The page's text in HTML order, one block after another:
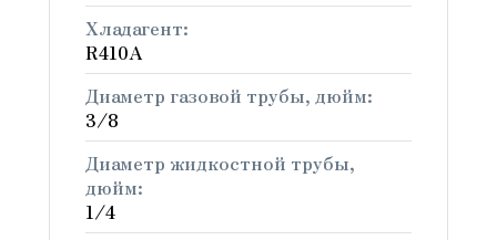
Хладагент:
R410A
Диаметр газовой трубы, дюйм:
3/8
Диаметр жидкостной трубы,
дюйм:
1/4